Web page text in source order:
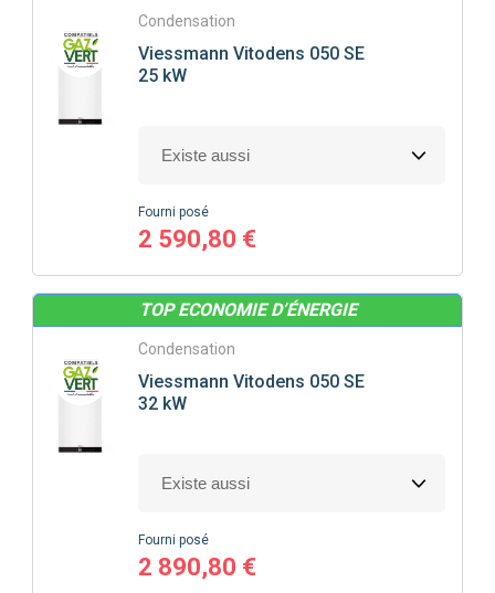
Condensation
Viessmann Vitodens 050 SE
25 kW
Fourni posé
2 590,80 €
TOP ECONOMIE D’ÉNERGIE
Condensation
Viessmann Vitodens 050 SE
32 kW
Fourni posé
2 890,80 €